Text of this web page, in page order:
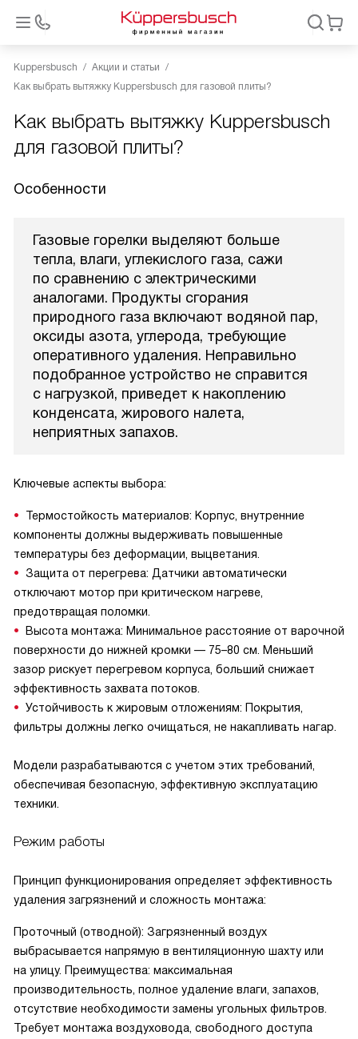
Kuppersbusch
Акции и статьи
Как выбрать вытяжку Kuppersbusch для газовой плиты?
Как выбрать вытяжку Kuppersbusch
для газовой плиты?
Особенности
Газовые горелки выделяют больше
тепла, влаги, углекислого газа, сажи
по сравнению с электрическими
аналогами. Продукты сгорания
природного газа включают водяной пар,
оксиды азота, углерода, требующие
оперативного удаления. Неправильно
подобранное устройство не справится
с нагрузкой, приведет к накоплению
конденсата, жирового налета,
неприятных запахов.
Ключевые аспекты выбора:
Термостойкость материалов: Корпус, внутренние
компоненты должны выдерживать повышенные
температуры без деформации, выцветания.
Защита от перегрева: Датчики автоматически
отключают мотор при критическом нагреве,
предотвращая поломки.
Высота монтажа: Минимальное расстояние от варочной
поверхности до нижней кромки — 75–80 см. Меньший
зазор рискует перегревом корпуса, больший снижает
эффективность захвата потоков.
Устойчивость к жировым отложениям: Покрытия,
фильтры должны легко очищаться, не накапливать нагар.
Модели разрабатываются с учетом этих требований,
обеспечивая безопасную, эффективную эксплуатацию
техники.
Режим работы
Принцип функционирования определяет эффективность
удаления загрязнений и сложность монтажа:
Проточный (отводной): Загрязненный воздух
выбрасывается напрямую в вентиляционную шахту или
на улицу. Преимущества: максимальная
производительность, полное удаление влаги, запахов,
отсутствие необходимости замены угольных фильтров.
Требует монтажа воздуховода, свободного доступа